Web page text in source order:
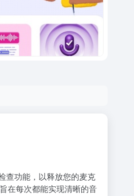
查功能，以释放您的麦克
在每次都能实现清晰的音